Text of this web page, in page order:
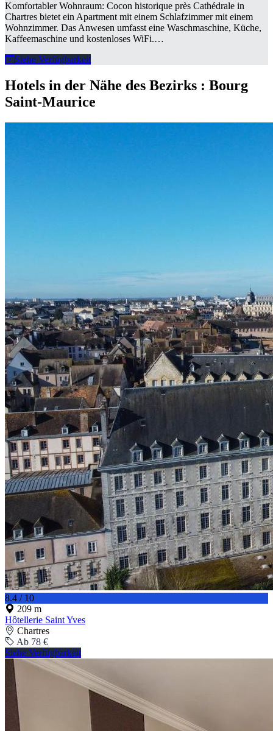
Komfortabler Wohnraum: Cocon historique près Cathédrale in
Chartres bietet ein Apartment mit einem Schlafzimmer mit einem
Wohnzimmer. Das Anwesen umfasst eine Waschmaschine, Küche,
Kaffeemaschine und kostenloses WiFi.…
Siehe Verfügbarkeit
Hotels in der Nähe des Bezirks : Bourg
Saint-Maurice
8.4 / 10
209 m
Hôtellerie Saint Yves
Chartres
Ab 78 €
Siehe Verfügbarkeit